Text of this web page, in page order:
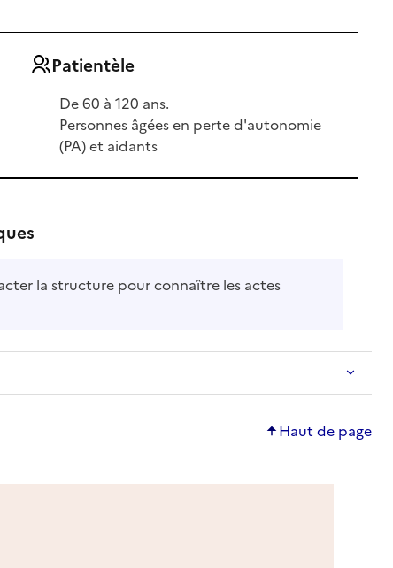
Patientèle
De 60 à 120 ans.
Personnes âgées en perte d'autonomie
(PA) et aidants
la structure pour connaître les actes
Haut de page